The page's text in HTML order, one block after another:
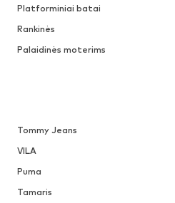
Platforminiai batai
Rankinės
Palaidinės moterims
Tommy Jeans
VILA
Puma
Tamaris